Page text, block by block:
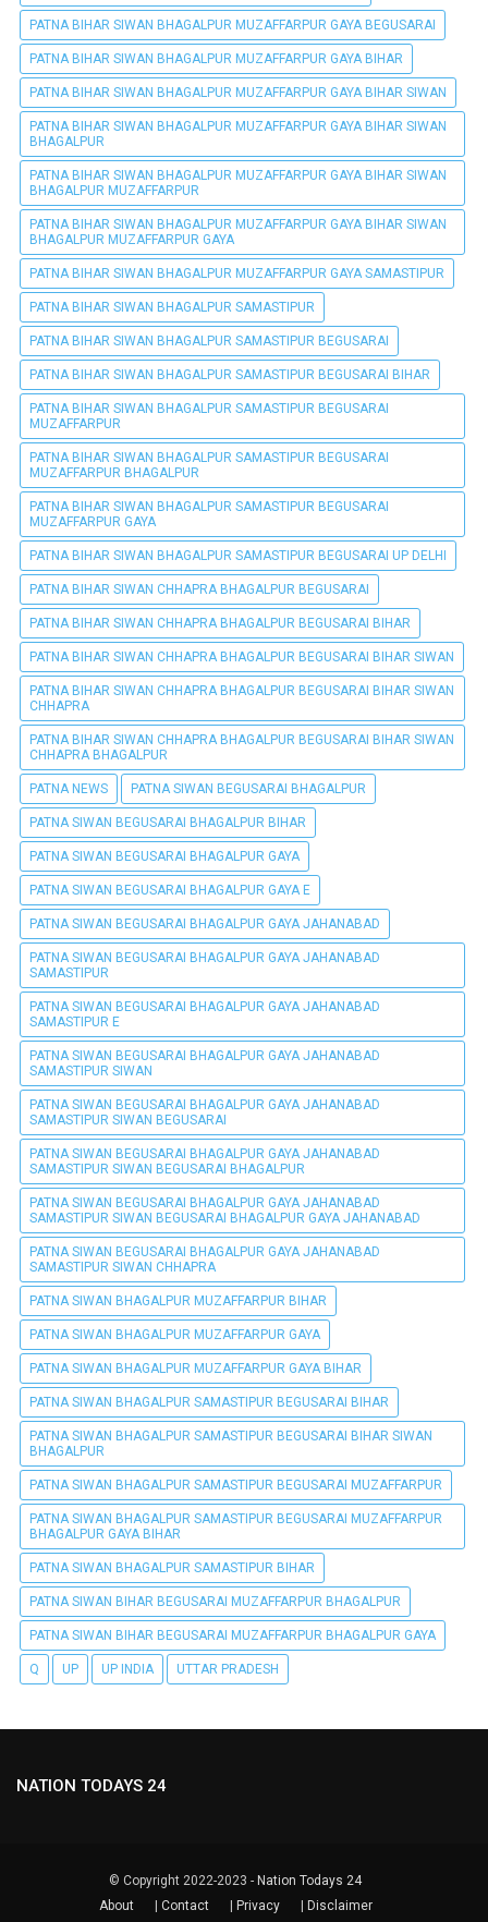
PATNA BIHAR SIWAN BHAGALPUR MUZAFFARPUR GAYA BEGUSARAI
PATNA BIHAR SIWAN BHAGALPUR MUZAFFARPUR GAYA BIHAR
PATNA BIHAR SIWAN BHAGALPUR MUZAFFARPUR GAYA BIHAR SIWAN
PATNA BIHAR SIWAN BHAGALPUR MUZAFFARPUR GAYA BIHAR SIWAN
BHAGALPUR
PATNA BIHAR SIWAN BHAGALPUR MUZAFFARPUR GAYA BIHAR SIWAN
BHAGALPUR MUZAFFARPUR
PATNA BIHAR SIWAN BHAGALPUR MUZAFFARPUR GAYA BIHAR SIWAN
BHAGALPUR MUZAFFARPUR GAYA
PATNA BIHAR SIWAN BHAGALPUR MUZAFFARPUR GAYA SAMASTIPUR
PATNA BIHAR SIWAN BHAGALPUR SAMASTIPUR
PATNA BIHAR SIWAN BHAGALPUR SAMASTIPUR BEGUSARAI
PATNA BIHAR SIWAN BHAGALPUR SAMASTIPUR BEGUSARAI BIHAR
PATNA BIHAR SIWAN BHAGALPUR SAMASTIPUR BEGUSARAI
MUZAFFARPUR
PATNA BIHAR SIWAN BHAGALPUR SAMASTIPUR BEGUSARAI
MUZAFFARPUR BHAGALPUR
PATNA BIHAR SIWAN BHAGALPUR SAMASTIPUR BEGUSARAI
MUZAFFARPUR GAYA
PATNA BIHAR SIWAN BHAGALPUR SAMASTIPUR BEGUSARAI UP DELHI
PATNA BIHAR SIWAN CHHAPRA BHAGALPUR BEGUSARAI
PATNA BIHAR SIWAN CHHAPRA BHAGALPUR BEGUSARAI BIHAR
PATNA BIHAR SIWAN CHHAPRA BHAGALPUR BEGUSARAI BIHAR SIWAN
PATNA BIHAR SIWAN CHHAPRA BHAGALPUR BEGUSARAI BIHAR SIWAN
CHHAPRA
PATNA BIHAR SIWAN CHHAPRA BHAGALPUR BEGUSARAI BIHAR SIWAN
CHHAPRA BHAGALPUR
PATNA NEWS PATNA SIWAN BEGUSARAI BHAGALPUR
PATNA SIWAN BEGUSARAI BHAGALPUR BIHAR
PATNA SIWAN BEGUSARAI BHAGALPUR GAYA
PATNA SIWAN BEGUSARAI BHAGALPUR GAYA E
PATNA SIWAN BEGUSARAI BHAGALPUR GAYA JAHANABAD
PATNA SIWAN BEGUSARAI BHAGALPUR GAYA JAHANABAD
SAMASTIPUR
PATNA SIWAN BEGUSARAI BHAGALPUR GAYA JAHANABAD
SAMASTIPUR E
PATNA SIWAN BEGUSARAI BHAGALPUR GAYA JAHANABAD
SAMASTIPUR SIWAN
PATNA SIWAN BEGUSARAI BHAGALPUR GAYA JAHANABAD
SAMASTIPUR SIWAN BEGUSARAI
PATNA SIWAN BEGUSARAI BHAGALPUR GAYA JAHANABAD
SAMASTIPUR SIWAN BEGUSARAI BHAGALPUR
PATNA SIWAN BEGUSARAI BHAGALPUR GAYA JAHANABAD
SAMASTIPUR SIWAN BEGUSARAI BHAGALPUR GAYA JAHANABAD
PATNA SIWAN BEGUSARAI BHAGALPUR GAYA JAHANABAD
SAMASTIPUR SIWAN CHHAPRA
PATNA SIWAN BHAGALPUR MUZAFFARPUR BIHAR
PATNA SIWAN BHAGALPUR MUZAFFARPUR GAYA
PATNA SIWAN BHAGALPUR MUZAFFARPUR GAYA BIHAR
PATNA SIWAN BHAGALPUR SAMASTIPUR BEGUSARAI BIHAR
PATNA SIWAN BHAGALPUR SAMASTIPUR BEGUSARAI BIHAR SIWAN
BHAGALPUR
PATNA SIWAN BHAGALPUR SAMASTIPUR BEGUSARAI MUZAFFARPUR
PATNA SIWAN BHAGALPUR SAMASTIPUR BEGUSARAI MUZAFFARPUR
BHAGALPUR GAYA BIHAR
PATNA SIWAN BHAGALPUR SAMASTIPUR BIHAR
PATNA SIWAN BIHAR BEGUSARAI MUZAFFARPUR BHAGALPUR
PATNA SIWAN BIHAR BEGUSARAI MUZAFFARPUR BHAGALPUR GAYA
Q UP UP INDIA UTTAR PRADESH
NATION TODAYS 24
© Copyright 2022-2023 - Nation Todays 24
About
| Contact | Privacy | Disclaimer